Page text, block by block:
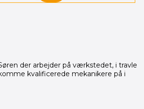
der arbejder på værkstedet, i travle
kvalificerede mekanikere på i